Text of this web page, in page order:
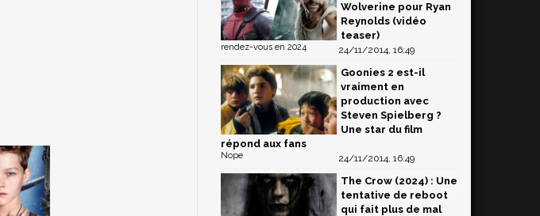
Wolverine pour Ryan
Reynolds (vidéo
teaser)
24/11/2014, 16:49
rendez-vous en 2024
Goonies 2 est-il
vraiment en
production avec
Steven Spielberg ?
Une star du film
répond aux fans
24/11/2014, 16:49
Nope
The Crow (2024) : Une
tentative de reboot
qui fait plus de mal